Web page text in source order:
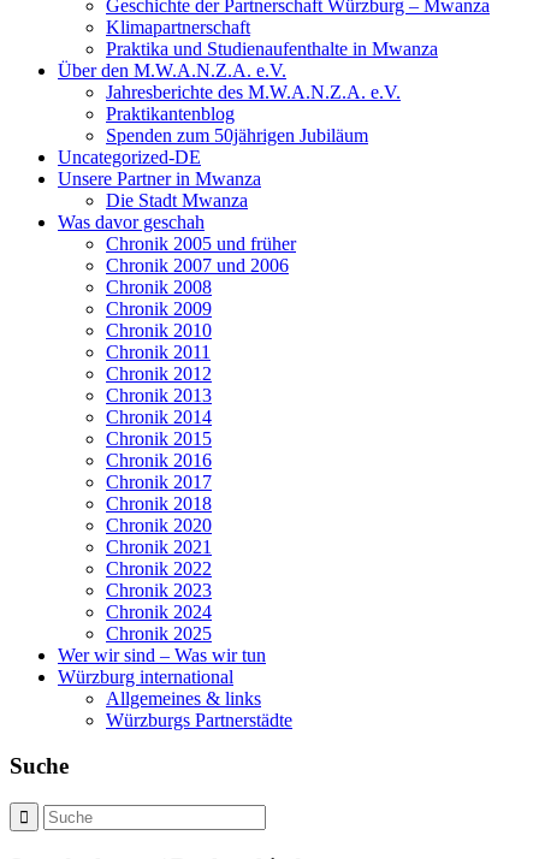
Geschichte der Partnerschaft Würzburg – Mwanza
Klimapartnerschaft
Praktika und Studienaufenthalte in Mwanza
Über den M.W.A.N.Z.A. e.V.
Jahresberichte des M.W.A.N.Z.A. e.V.
Praktikantenblog
Spenden zum 50jährigen Jubiläum
Uncategorized-DE
Unsere Partner in Mwanza
Die Stadt Mwanza
Was davor geschah
Chronik 2005 und früher
Chronik 2007 und 2006
Chronik 2008
Chronik 2009
Chronik 2010
Chronik 2011
Chronik 2012
Chronik 2013
Chronik 2014
Chronik 2015
Chronik 2016
Chronik 2017
Chronik 2018
Chronik 2020
Chronik 2021
Chronik 2022
Chronik 2023
Chronik 2024
Chronik 2025
Wer wir sind – Was wir tun
Würzburg international
Allgemeines & links
Würzburgs Partnerstädte
Suche